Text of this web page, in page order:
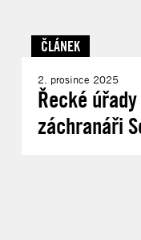
ČLÁNEK
2. prosince 2025
Řecké
záchranáři